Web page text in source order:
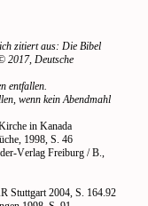
zitiert aus: Die Bibel
2017, Deutsche
entfallen.
wenn kein Abendmahl
in Kanada
1998, S. 46
Verlag Freiburg / B.,
Stuttgart 2004, S. 164.92